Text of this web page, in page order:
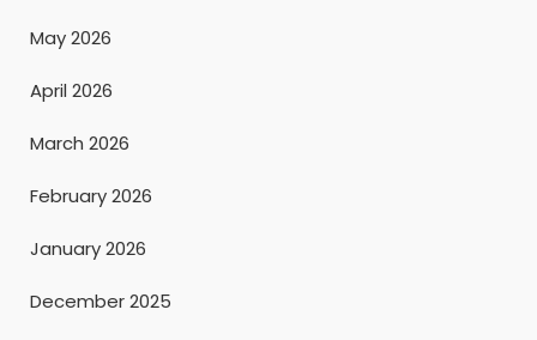
May 2026
April 2026
March 2026
February 2026
January 2026
December 2025